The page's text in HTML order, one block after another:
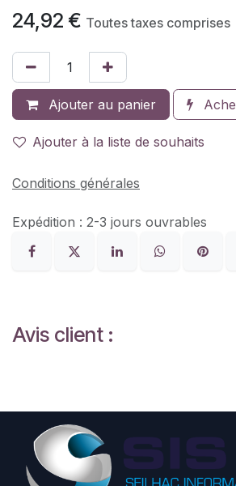
24,92 € Toutes taxes comprises
Ajouter au panier
Ajouter à la liste de souhaits
Conditions générales
Expédition : 2-3 jours ouvrables
Avis client :